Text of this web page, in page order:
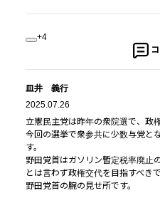
+4
皿井 義行
2025.07.26
立憲民主党は昨年の衆院選で、政
今回の選挙で衆参共に少数与党と
す。
野田党首はガソリン暫定税率廃止
とは言わず政権交代を目指すべきで
野田党首の腕の見せ所です。